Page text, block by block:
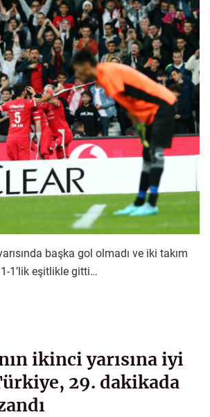
başka gol olmadı ve iki takım
1’lik eşitlikle gitti…
ikinci yarısına iyi
29. dakikada